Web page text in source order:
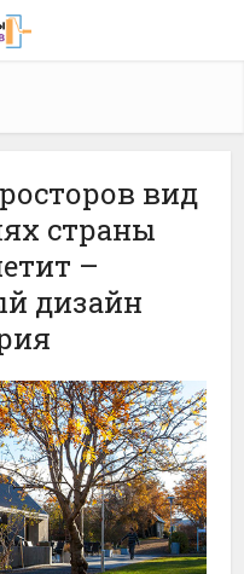
вид
страны
–
дизайн